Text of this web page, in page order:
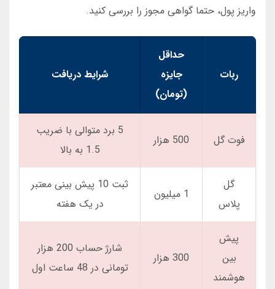
واریز پول، حتما گواهی مجوز را بررسی کنید.
ربات
حداقل
جایزه
(تومان)
شرایط دریافت
فوت گل 500 هزار
5 برد متوالی با ضریب
1.5 به بالا
گل
پلاس
1 میلیون
ثبت 10 پیش بینی معتبر
در یک هفته
پیش
بین
هوشمند
300 هزار
شارژ حساب 200 هزار
تومانی در 48 ساعت اول